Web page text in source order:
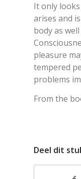
It only
arises and
body as
pleasure
tempered
problems
From the
Deel dit